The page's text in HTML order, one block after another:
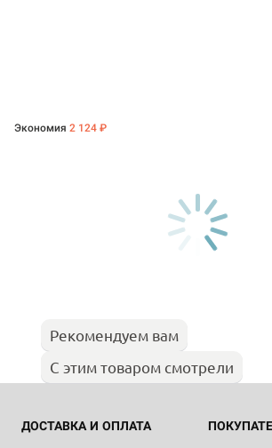
Экономия 2 124 ₽
Рекомендуем вам
С этим товаром смотрели
ДОСТАВКА И ОПЛАТА